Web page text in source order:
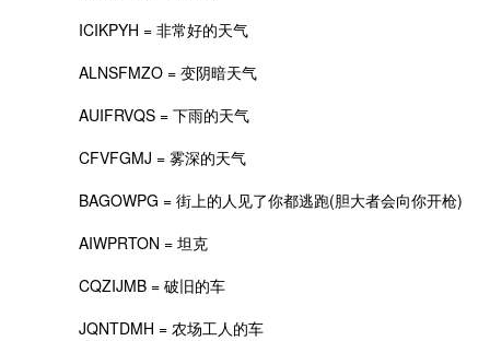
ICIKPYH = 非常好的天气
ALNSFMZO = 变阴暗天气
AUIFRVQS = 下雨的天气
CFVFGMJ = 雾深的天气
BAGOWPG = 街上的人见了你都逃跑(胆大者会向你开枪)
AIWPRTON = 坦克
CQZIJMB = 破旧的车
JQNTDMH = 农场工人的车